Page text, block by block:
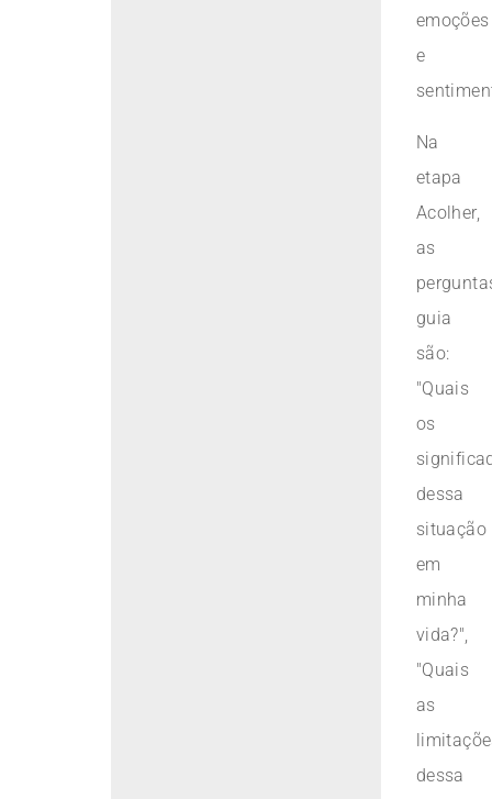
emoções
e
Na
etapa
Acolher,
as
guia
são:
"Quais
os
dessa
situação
em
minha
vida?",
"Quais
as
dessa